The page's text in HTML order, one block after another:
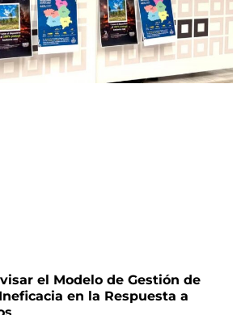
el Modelo de Gestión de
en la Respuesta a